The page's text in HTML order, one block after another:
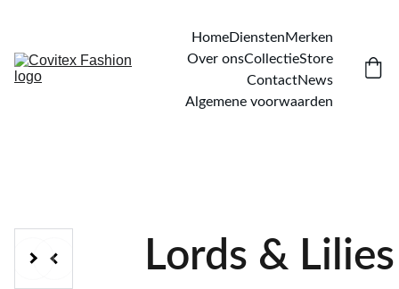
HomeDienstenMerken
Over onsCollectieStore
ContactNews
Algemene voorwaarden
Lords & Lilies